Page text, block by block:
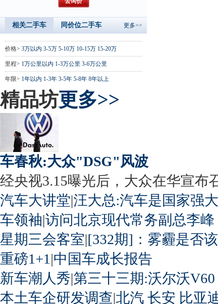
相关二手车 同价位二手车 更多>>
价格> 3万以内 3-5万 5-10万 10-15万 15-20万
里程> 1万公里以内 1-3万公里 3-6万公里
年限> 1年以内 1-3年 3-5年 5-8年 8年以上
精品坊更多>>
车春秋:大众"DSG"风波
经央视3.15曝光后，大众在华宣布
汽车大讲堂|汪大总:汽车是国家强
车领袖|访问北京现代常务副总李峰
星期三会客室|[332期]：雾霾是否
重磅1+1 |中国车成长报告
新车潮人秀|第三十三期:沃尔沃
本土车企研发调查|北汽 长安 比亚